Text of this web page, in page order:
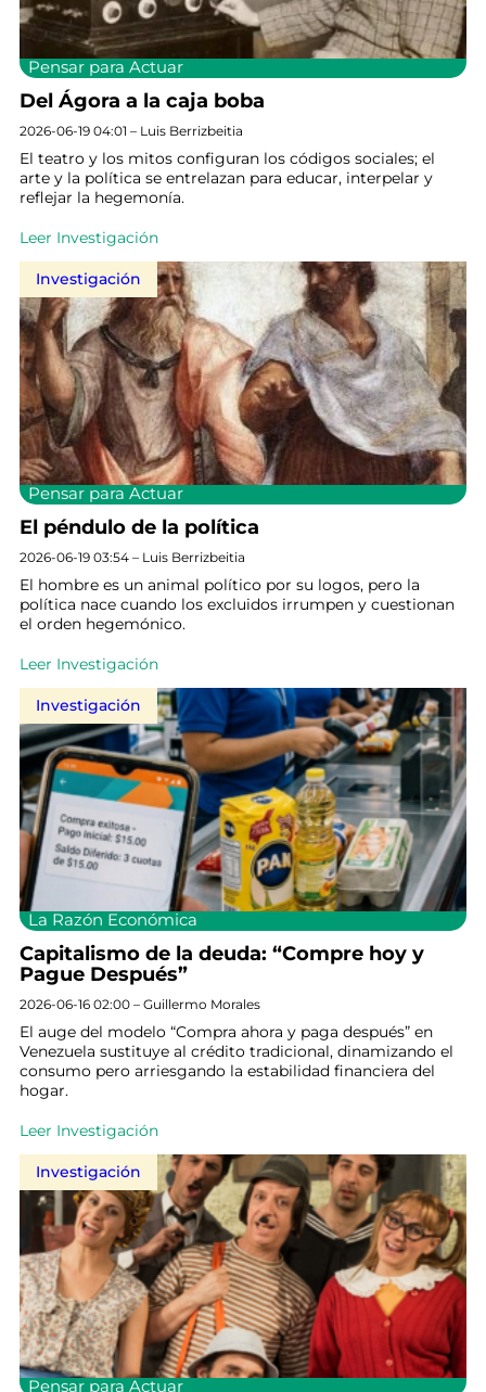
Pensar para Actuar
Del Ágora a la caja boba
2026-06-19 04:01 – Luis Berrizbeitia
El teatro y los mitos configuran los códigos sociales; el
arte y la política se entrelazan para educar, interpelar y
reflejar la hegemonía.
Leer Investigación
Investigación
Pensar para Actuar
El péndulo de la política
2026-06-19 03:54 – Luis Berrizbeitia
El hombre es un animal político por su logos, pero la
política nace cuando los excluidos irrumpen y cuestionan
el orden hegemónico.
Leer Investigación
Investigación
La Razón Económica
Capitalismo de la deuda: “Compre hoy y
Pague Después”
2026-06-16 02:00 – Guillermo Morales
El auge del modelo “Compra ahora y paga después” en
Venezuela sustituye al crédito tradicional, dinamizando el
consumo pero arriesgando la estabilidad financiera del
hogar.
Leer Investigación
Investigación
Pensar para Actuar